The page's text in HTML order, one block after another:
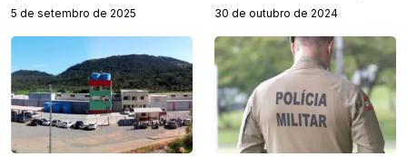
5 de setembro de 2025 30 de outubro de 2024